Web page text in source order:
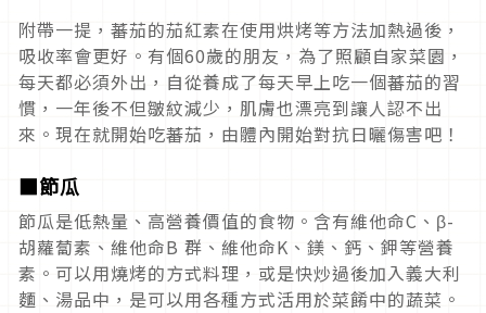
附帶一提，蕃茄的茄紅素在使用烘烤等方法加熱過後，
吸收率會更好。有個60歲的朋友，為了照顧自家菜園，
每天都必須外出，自從養成了每天早上吃一個蕃茄的習
慣，一年後不但皺紋減少，肌膚也漂亮到讓人認不出
來。現在就開始吃蕃茄，由體內開始對抗日曬傷害吧！
■節瓜
節瓜是低熱量、高營養價值的食物。含有維他命C、β-
胡蘿蔔素、維他命B 群、維他命K、鎂、鈣、鉀等營養
素。可以用燒烤的方式料理，或是快炒過後加入義大利
麵、湯品中，是可以用各種方式活用於菜餚中的蔬菜。